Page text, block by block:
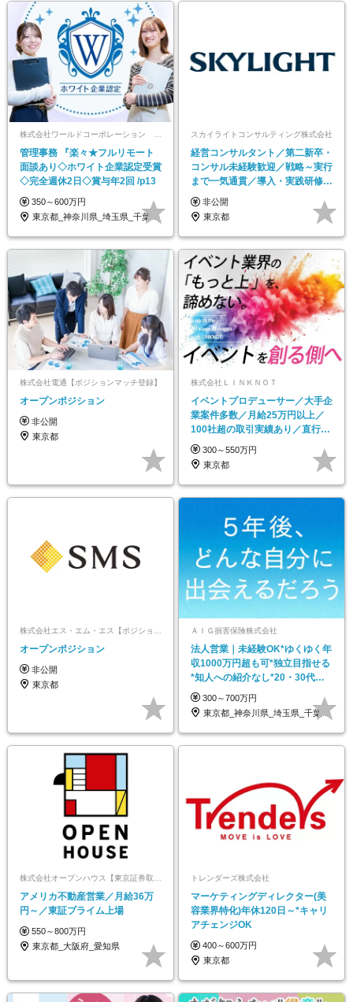
管理事務 『楽々★フルリモート
面談あり◇ホワイト企業認定受賞
◇完全週休2日◇賞与年2回 /p13
350～600万円
東京都_神奈川県_埼玉県_千葉県_大阪府…
スカイライトコンサルティング株式会社
経営コンサルタント／第二新卒・
コンサル未経験歓迎／戦略～実行
まで一気通貫／導入・実践研修で
サポート
非公開
東京都
株式会社電通【ポジションマッチ登録】
オープンポジション
非公開
東京都
株式会社ＬＩＮＫＮＯＴ
イベントプロデューサー／大手企
業案件多数／月給25万円以上／
100社超の取引実績あり／直行直
帰可／原則土日休み
300～550万円
東京都
オープンポジション
非公開
東京都
ＡＩＧ損害保険株式会社
法人営業｜未経験OK*ゆくゆく年
収1000万円超も可*独立目指せる
*知人への紹介なし*20・30代活
躍
300～700万円
東京都_神奈川県_埼玉県_千葉県_大阪府…
株式会社オープンハウス【東京証券取引所プライム上場】
アメリカ不動産営業／月給36万
円～／東証プライム上場
550～800万円
東京都_大阪府_愛知県
トレンダーズ株式会社
マーケティングディレクター(美
容業界特化)年休120日～*キャリ
アチェンジOK
400～600万円
東京都